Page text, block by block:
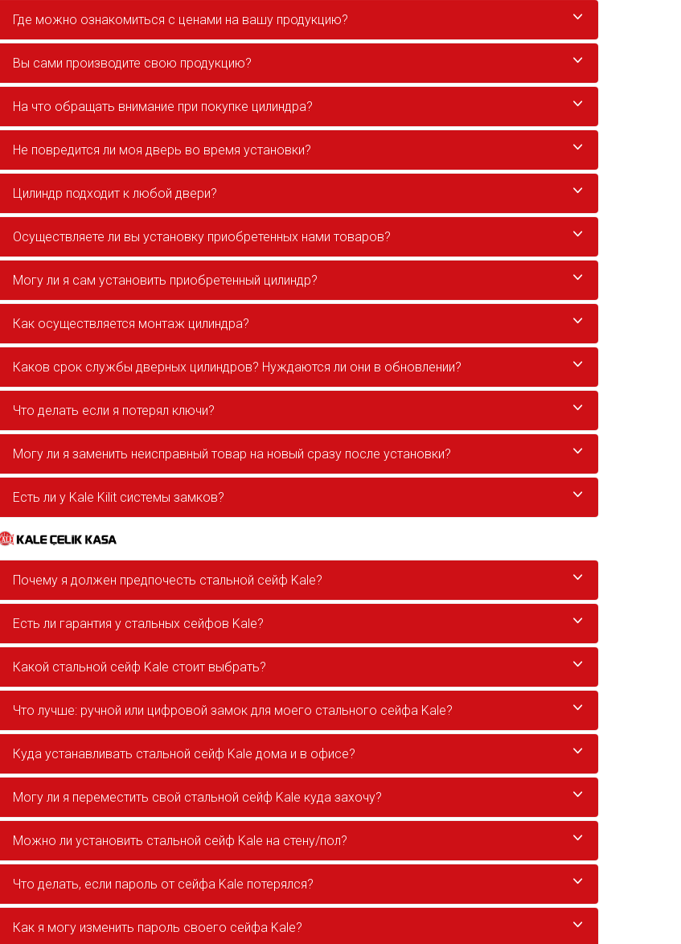
Где можно ознакомиться с ценами на вашу продукцию?
Вы сами производите свою продукцию?
На что обращать внимание при покупке цилиндра?
Не повредится ли моя дверь во время установки?
Цилиндр подходит к любой двери?
Осуществляете ли вы установку приобретенных нами товаров?
Могу ли я сам установить приобретенный цилиндр?
Как осуществляется монтаж цилиндра?
Каков срок службы дверных цилиндров? Нуждаются ли они в обновлении?
Что делать если я потерял ключи?
Могу ли я заменить неисправный товар на новый сразу после установки?
Есть ли у Kale Kilit системы замков?
Почему я должен предпочесть стальной сейф Kale?
Есть ли гарантия у стальных сейфов Kale?
Какой стальной сейф Kale стоит выбрать?
Что лучше: ручной или цифровой замок для моего стального сейфа Kale?
Куда устанавливать стальной сейф Kale дома и в офисе?
Могу ли я переместить свой стальной сейф Kale куда захочу?
Можно ли установить стальной сейф Kale на стену/пол?
Что делать, если пароль от сейфа Kale потерялся?
Как я могу изменить пароль своего сейфа Kale?